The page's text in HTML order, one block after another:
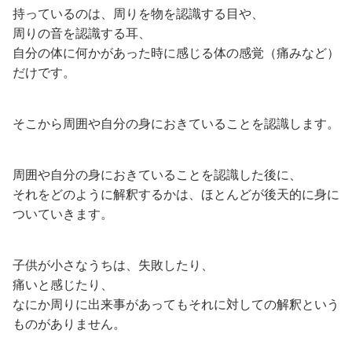
持っているのは、周りを物を認識する目や、
周りの音を認識する耳、
自分の体に何かがあった時に感じる体の感覚（痛みなど）
だけです。
そこから周囲や自分の身におきていることを認識します。
周囲や自分の身におきていることを認識した後に、
それをどのように解釈するかは、ほとんどが後天的に身に
ついていきます。
子供が小さなうちは、失敗したり、
痛いと感じたり、
なにか周りに出来事があってもそれに対しての解釈という
ものがありません。